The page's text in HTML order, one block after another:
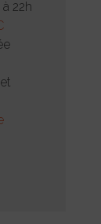
22h